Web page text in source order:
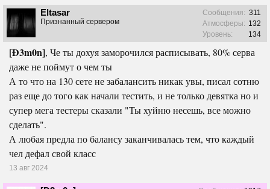
Eltasar
Признанный сервером
Сообщения: 311
Атмосферы: 132
Уровень:
134
[Ð3m0n], Че ты дохуя заморочился расписывать, 80% серва
даже не поймут о чем ты
А то что на 130 сете не забалансить никак увы, писал сотню
раз еще до того как начали тестить, и не только девятка но и
супер мега тестеры сказали "Ты хуйню несешь, все можно
сделать".
А любая предла по балансу заканчивалась тем, что каждый
чел дефал свой класс
13 авг 2024